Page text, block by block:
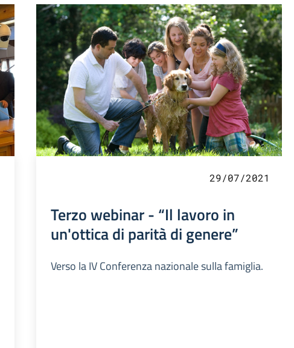
29/07/2021
Terzo webinar - “Il lavoro in
un'ottica di parità di genere”
Verso la IV Conferenza nazionale sulla famiglia.